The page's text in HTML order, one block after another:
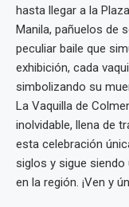
hasta llegar a la
Manila, pañuelos de
peculiar baile que
exhibición, cada
simbolizando su
La Vaquilla de
inolvidable, llena de
esta celebración
siglos y sigue
en la región. ¡Ven y